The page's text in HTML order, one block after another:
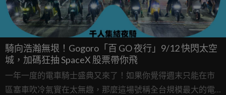
騎向浩瀚無垠！Gogoro「百 GO 夜行」9/12 快閃太空
城，加碼狂抽 SpaceX 股票帶你飛
一年一度的電車騎士盛典又來了！如果你覺得週末只能在市
區塞車吹冷氣實在太無趣，那麼這場號稱全台規模最大的電